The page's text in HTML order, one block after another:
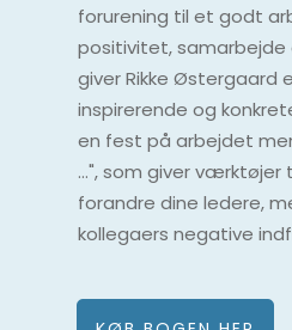
forurening til et godt
positivitet, samarbejde
giver Rikke Østergaard
inspirerende og
en fest på arbejdet
…", som giver værktøjer
forandre dine ledere,
kollegaers negative